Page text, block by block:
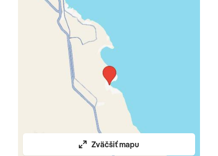
v Superior dvojlôžkovej izbe • možnosť ubytovania 2+2
v Superior rodinnej izbe
Celková cena zahŕňa
leteckú dopravu, 7x (resp. 4x, 10x, 11x, 14x) ubytovanie,
all inclusive, poistenie insolventnosti, vízové poplatky
(v prípade termínov Satur Dynamic vízové poplatky nie
sú v cene, platia sa primo na letisku po prílete, cca 30
USD/osoba), služby delegáta CK, servisné poplatky
Zväčšiť mapu